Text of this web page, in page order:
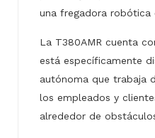
una fregadora robótica
La T380AMR cuenta
está específicamente
autónoma que trabaja
los empleados y
alrededor de